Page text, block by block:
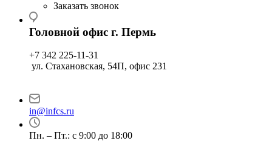
Заказать звонок
Головной офис г. Пермь
+7 342 225-11-31
ул. Стахановская, 54П, офис 231
in@infcs.ru
Пн. – Пт.: с 9:00 до 18:00